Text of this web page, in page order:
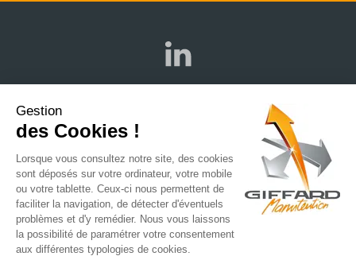
ENTREPRISE
NOS AGENCES
NOS PARTENAIRES
NOS ACTUALITÉS
NOS RECRUTEMENTS
Gestion
des Cookies !
Lorsque vous consultez notre site, des cookies
sont déposés sur votre ordinateur, votre mobile
ou votre tablette. Ceux-ci nous permettent de
faciliter la navigation, de détecter d'éventuels
problèmes et d'y remédier. Nous vous laissons
la possibilité de paramétrer votre consentement
aux différentes typologies de cookies.